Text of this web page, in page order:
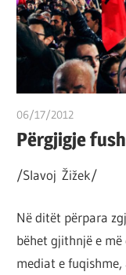
por
çështja
është
shndërrosh
atë.
06/17/2012
Përgjigje
/Slavoj Žižek/
Në ditët përpara
bëhet gjithnjë e
mediat e